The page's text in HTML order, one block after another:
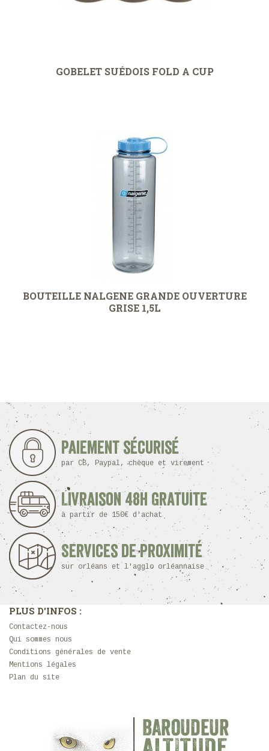
GOBELET SUÉDOIS FOLD A CUP
BOUTEILLE NALGENE GRANDE OUVERTURE
GRISE 1,5L
Paiement sécurisé
par CB, Paypal, chèque et virement
Livraison 48h Gratuite
à partir de 150€ d'achat
Services de proximité
sur orléans et l'agglo orléannaise
PLUS D'INFOS :
Contactez-nous
Qui sommes nous
Conditions générales de vente
Mentions légales
Plan du site